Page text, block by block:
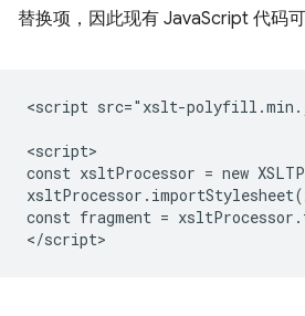
替换项，因此现有 JavaScript 代码
<script src="xslt-
<script>
const xsltProcessor = new
const fragment =